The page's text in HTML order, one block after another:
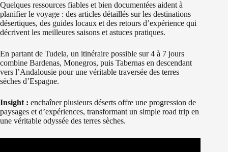
Quelques ressources fiables et bien documentées aident à
planifier le voyage : des articles détaillés sur les destinations
désertiques, des guides locaux et des retours d’expérience qui
décrivent les meilleures saisons et astuces pratiques.
En partant de Tudela, un itinéraire possible sur 4 à 7 jours
combine Bardenas, Monegros, puis Tabernas en descendant
vers l’Andalousie pour une véritable traversée des terres
sèches d’Espagne.
Insight : enchaîner plusieurs déserts offre une progression de
paysages et d’expériences, transformant un simple road trip en
une véritable odyssée des terres sèches.